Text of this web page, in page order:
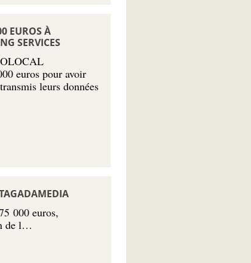
EUROS À
SERVICES
euros pour avoir
leurs données
000 euros,
de l…